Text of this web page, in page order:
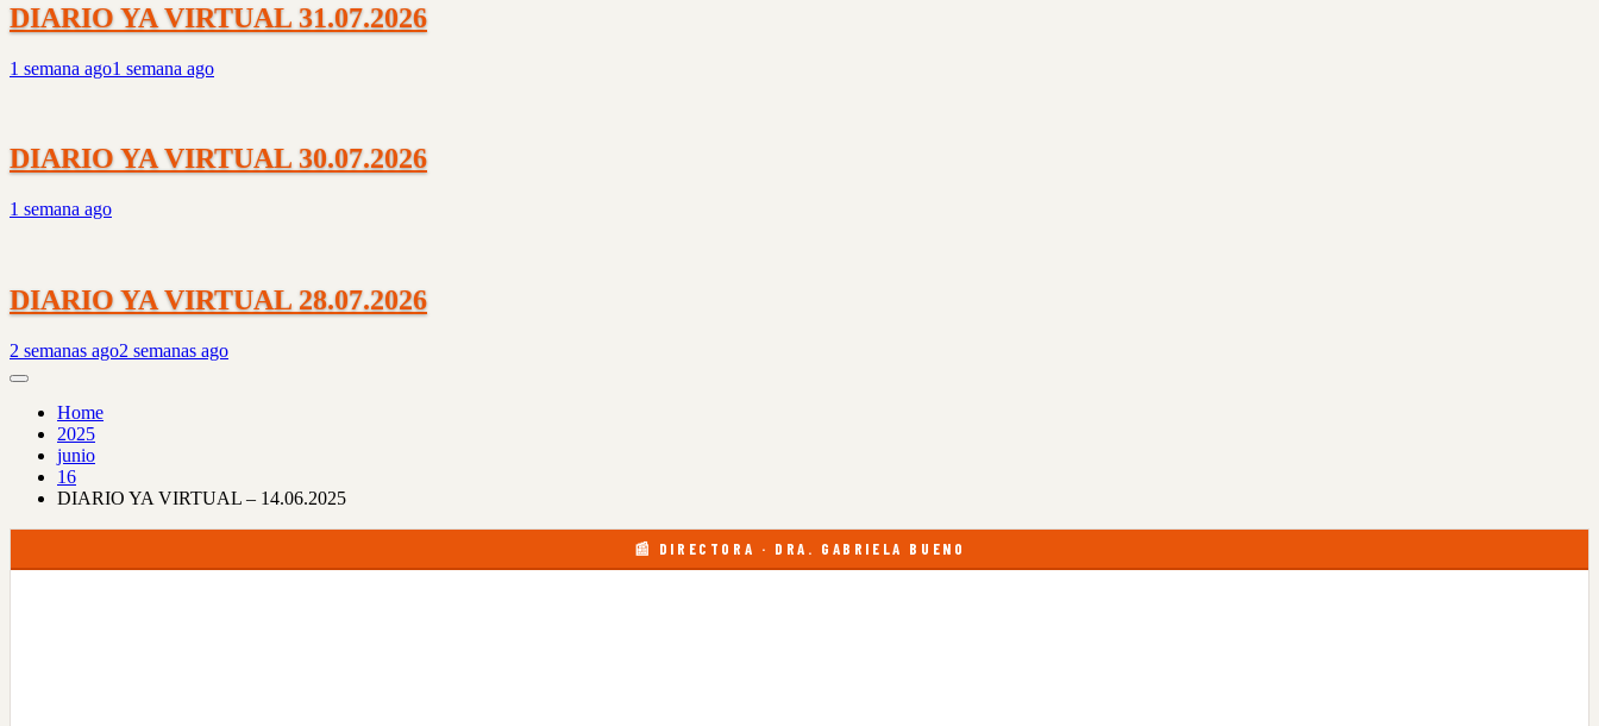
DIARIO YA VIRTUAL 31.07.2026
1 semana ago1 semana ago
DIARIO YA VIRTUAL 30.07.2026
1 semana ago
DIARIO YA VIRTUAL 28.07.2026
2 semanas ago2 semanas ago
Home
2025
junio
16
DIARIO YA VIRTUAL – 14.06.2025
📰 DIRECTORA · DRA. GABRIELA BUENO